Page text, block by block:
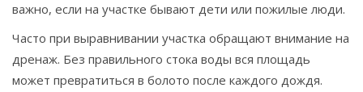
важно, если на участке бывают дети или пожилые люди.
Часто при выравнивании участка обращают внимание на
дренаж. Без правильного стока воды вся площадь
может превратиться в болото после каждого дождя.